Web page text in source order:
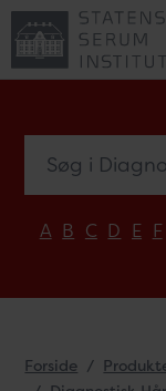
A B C D E F
Forside